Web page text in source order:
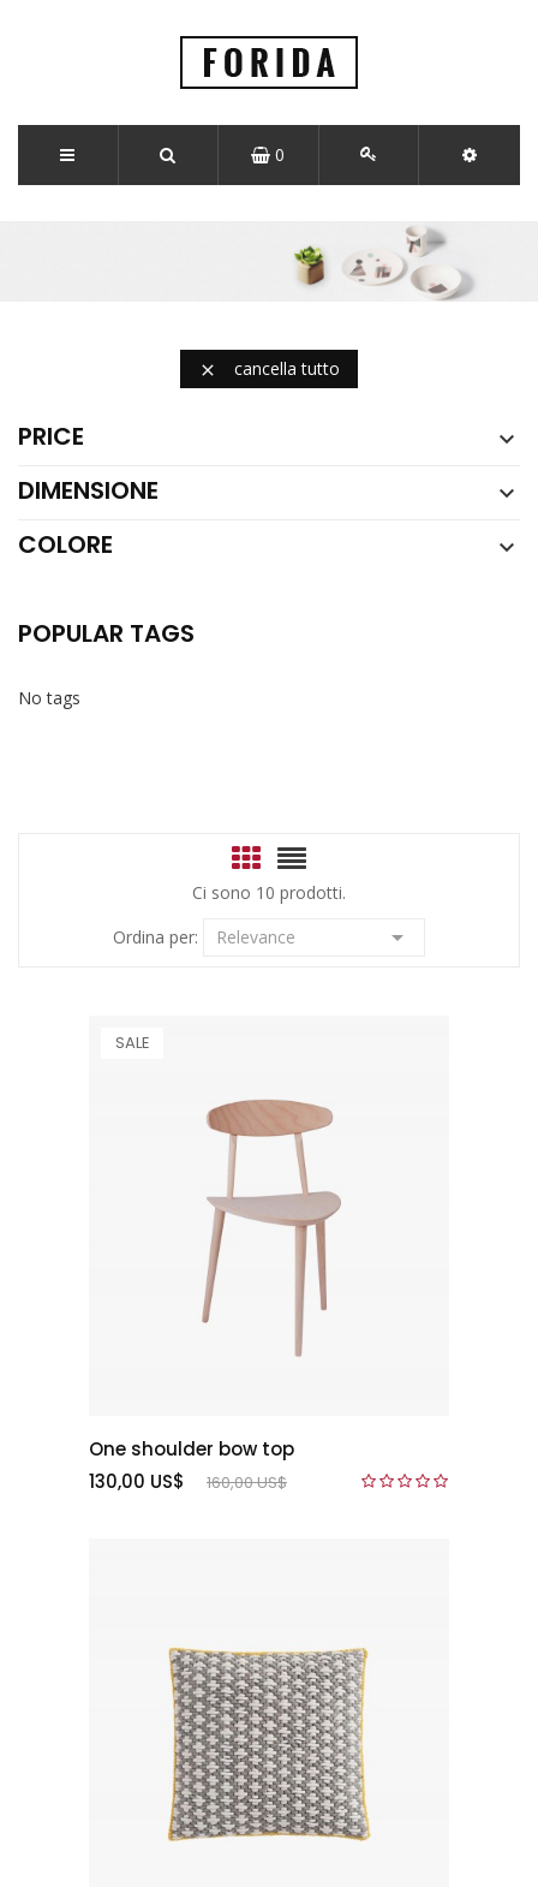
0
 cancella tutto
PRICE 
DIMENSIONE 
COLORE 
POPULAR TAGS
No tags
Ci sono 10 prodotti.
Ordina per:
Relevance 
SALE
One shoulder bow top
130,00 US$
160,00 US$